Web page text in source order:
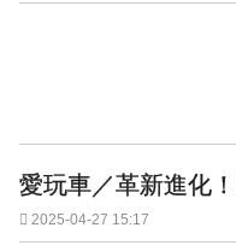
愛玩車／革新進化
2025-04-27 15:17